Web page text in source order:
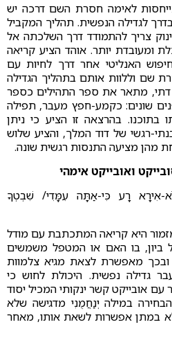
לאימה חסרת השם דרכה יש
לגדילה הנפשית. תהליך המקביל
צריך להתמודד דרך השלכתה אל
ומעובדת יותר. אוהד הציע קריאה
האנליטי אחר דרך לחיות עם
שם וללוות אותם בתהליך הגדילה
דתי, מתאר את ספר התהילים כספר
שונים: כקמע-חפץ מעבר, תפילה
בהרצאה זו הציע כי ניתן
רגשי של דוד המלך, והציע שלוש
מהן מציעה התנסות רגשית שונה.
ואובייקט אימהי
אִירָא רָע כִּי-אַתָּה עִמָּדִי/ שִׁבְטְךָ
היא קריאה המתכתבת עם מודל
ביון, בו האם או המטפל משמשים
מאפשרת לצאת מגיא צלמוות
גדילה נפשית. היכולת לחוש כי
אובייקט קשר ינקותי המכיל יסוד
במילה יְנַחֲמֻנִי מדגישה שלא
במתן אפשרות לשאת אותו, מאחר